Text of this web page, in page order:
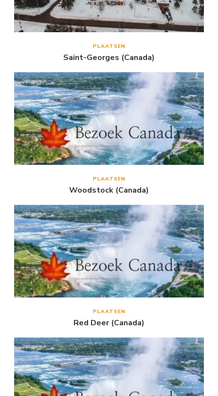
PLAATSEN
Saint-Georges (Canada)
PLAATSEN
Woodstock (Canada)
PLAATSEN
Red Deer (Canada)